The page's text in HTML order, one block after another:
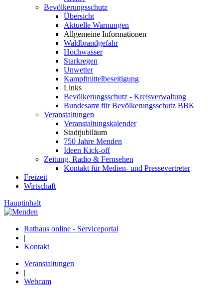
Bevölkerungsschutz
Übersicht
Aktuelle Warnungen
Allgemeine Informationen
Waldbrandgefahr
Hochwasser
Starkregen
Unwetter
Kampfmittelbeseitigung
Links
Bevölkerungsschutz - Kreisverwaltung
Bundesamt für Bevölkerungsschutz BBK
Veranstaltungen
Veranstaltungskalender
Stadtjubiläum
750 Jahre Menden
Ideen Kick-off
Zeitung, Radio & Fernsehen
Kontakt für Medien- und Pressevertreter
Freizeit
Wirtschaft
Hauptinhalt
Rathaus online - Serviceportal
|
Kontakt
Veranstaltungen
|
Webcam